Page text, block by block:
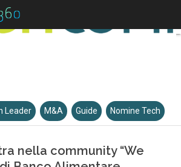
Leader M&A Guide Nomine Tech
nella community “We